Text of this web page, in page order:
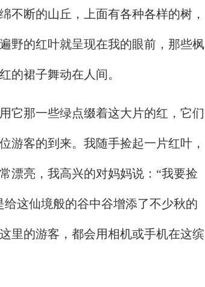
不断的山丘，上面有各种各样的树，
野的红叶就呈现在我的眼前，那些枫
的裙子舞动在人间。
它那一些绿点缀着这大片的红，它们
游客的到来。我随手捡起一片红叶，
漂亮，我高兴的对妈妈说：“我要捡
这仙境般的谷中谷增添了不少秋的
里的游客，都会用相机或手机在这缤